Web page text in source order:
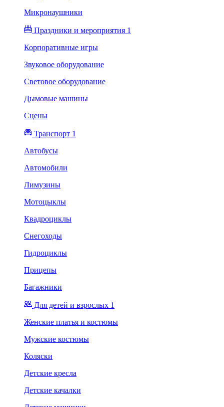
Микронаушники
Праздники и мероприятия 1
Корпоративные игры
Звуковое оборудование
Световое оборудование
Дымовые машины
Сцены
Транспорт 1
Автобусы
Автомобили
Лимузины
Мотоцыклы
Квадроциклы
Снегоходы
Гидроциклы
Прицепы
Багажники
Для детей и взрослых 1
Женские платья и костюмы
Мужские костюмы
Коляски
Детские кресла
Детские качалки